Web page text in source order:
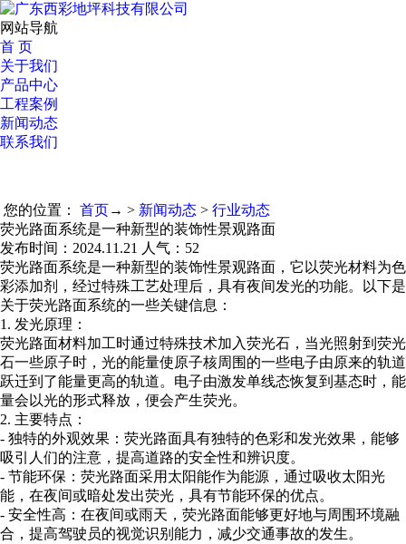
网站导航
首 页
关于我们
产品中心
工程案例
新闻动态
联系我们
您的位置： 首页→ > 新闻动态 > 行业动态
荧光路面系统是一种新型的装饰性景观路面
发布时间：2024.11.21 人气： 52
荧光路面系统是一种新型的装饰性景观路面，它以荧光材料为色
彩添加剂，经过特殊工艺处理后，具有夜间发光的功能。以下是
关于荧光路面系统的一些关键信息：
1. 发光原理：
荧光路面材料加工时通过特殊技术加入荧光石，当光照射到荧光
石一些原子时，光的能量使原子核周围的一些电子由原来的轨道
跃迁到了能量更高的轨道。电子由激发单线态恢复到基态时，能
量会以光的形式释放，便会产生荧光。
2. 主要特点：
- 独特的外观效果：荧光路面具有独特的色彩和发光效果，能够
吸引人们的注意，提高道路的安全性和辨识度。
- 节能环保：荧光路面采用太阳能作为能源，通过吸收太阳光
能，在夜间或暗处发出荧光，具有节能环保的优点。
- 安全性高：在夜间或雨天，荧光路面能够更好地与周围环境融
合，提高驾驶员的视觉识别能力，减少交通事故的发生。